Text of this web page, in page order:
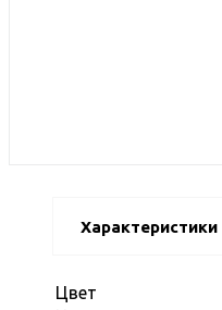
Характеристики
Цвет